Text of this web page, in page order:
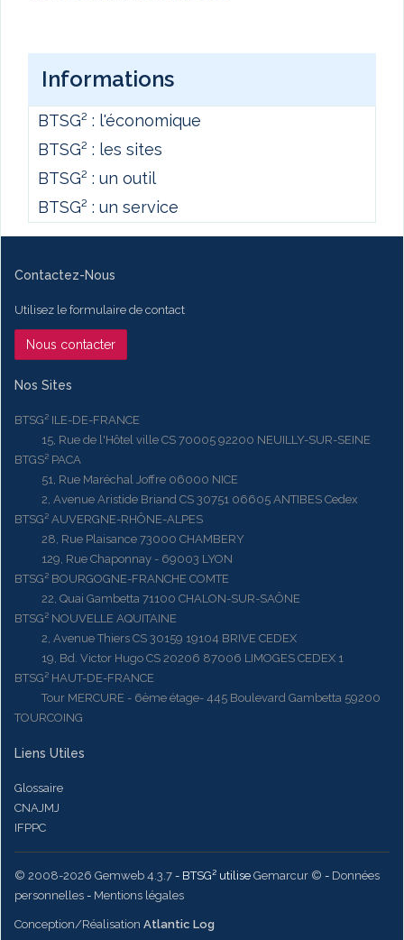
Informations
BTSG² : l'économique
BTSG² : les sites
BTSG² : un outil
BTSG² : un service
Contactez-Nous
Utilisez le formulaire de contact
Nous contacter
Nos Sites
BTSG² ILE-DE-FRANCE
15, Rue de l'Hôtel ville CS 70005 92200 NEUILLY-SUR-SEINE
BTGS² PACA
51, Rue Maréchal Joffre 06000 NICE
2, Avenue Aristide Briand CS 30751 06605 ANTIBES Cedex
BTSG² AUVERGNE-RHÔNE-ALPES
28, Rue Plaisance 73000 CHAMBERY
129, Rue Chaponnay - 69003 LYON
BTSG² BOURGOGNE-FRANCHE COMTE
22, Quai Gambetta 71100 CHALON-SUR-SAÔNE
BTSG² NOUVELLE AQUITAINE
2, Avenue Thiers CS 30159 19104 BRIVE CEDEX
19, Bd. Victor Hugo CS 20206 87006 LIMOGES CEDEX 1
BTSG² HAUT-DE-FRANCE
Tour MERCURE - 6ème étage- 445 Boulevard Gambetta 59200
TOURCOING
Liens Utiles
Glossaire
CNAJMJ
IFPPC
© 2008-2026 Gemweb 4.3.7 - BTSG² utilise Gemarcur © - Données
personnelles - Mentions légales
Conception/Réalisation Atlantic Log